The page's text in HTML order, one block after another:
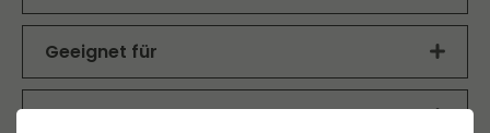
Geeignet für
Für alle Hauttypen und Hauttöne. Ideal zum Fixieren
des Make-ups für ein mattes, natürliches Finish
Anwendung